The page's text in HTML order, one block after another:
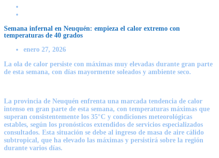
Semana infernal en Neuquén: empieza el calor extremo con
temperaturas de 40 grados
enero 27, 2026
La ola de calor persiste con máximas muy elevadas durante gran parte
de esta semana, con días mayormente soleados y ambiente seco.
La provincia de Neuquén enfrenta una marcada tendencia de calor
intenso en gran parte de esta semana, con temperaturas máximas que
superan consistentemente los 35°C y condiciones meteorológicas
estables, según los pronósticos extendidos de servicios especializados
consultados. Esta situación se debe al ingreso de masa de aire cálido
subtropical , que ha elevado las máximas y persistirá sobre la región
durante varios días.